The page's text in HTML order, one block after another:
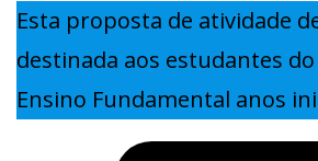
Esta proposta de atividade
destinada aos estudantes do
Ensino Fundamental anos